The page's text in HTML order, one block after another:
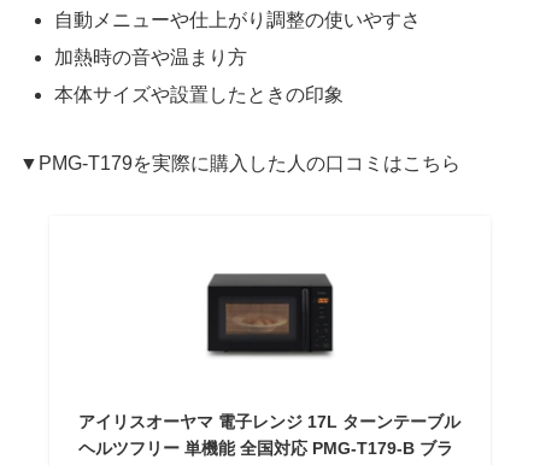
自動メニューや仕上がり調整の使いやすさ
加熱時の音や温まり方
本体サイズや設置したときの印象
▼PMG-T179を実際に購入した人の口コミはこちら
アイリスオーヤマ 電子レンジ 17L ターンテーブル
ヘルツフリー 単機能 全国対応 PMG-T179-B ブラ